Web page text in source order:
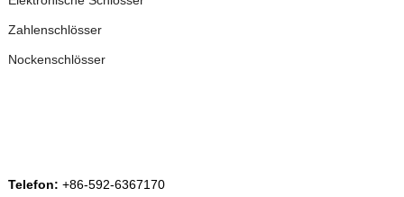
Zahlenschlösser
Nockenschlösser
Telefon: +86-592-6367170